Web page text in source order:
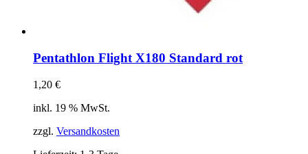
Pentathlon Flight X180 Standard rot
1,20 €
inkl. 19 % MwSt.
zzgl. Versandkosten